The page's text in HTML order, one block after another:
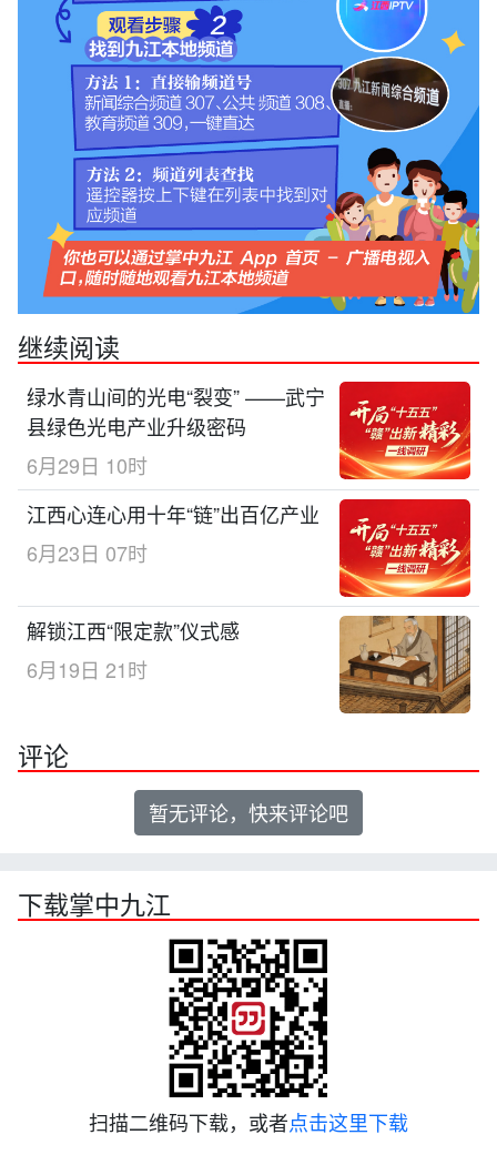
继续阅读
绿水青山间的光电“裂变” ——武宁
县绿色光电产业升级密码
6月29日 10时
江西心连心用十年“链”出百亿产业
6月23日 07时
解锁江西“限定款”仪式感
6月19日 21时
评论
暂无评论，快来评论吧
下载掌中九江
扫描二维码下载，或者点击这里下载